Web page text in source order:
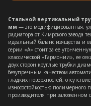
Стальной вертикальный
мм — это модифицированная,
радиатора от Кимрского завода
идеальный баланс изящества и
серии «А» стоит за ее
классической «Гармонии», ее
двух сторон круглые трубки
безупречным качеством
гладких поверхностей,
износостойкостью
производителя при заложенном